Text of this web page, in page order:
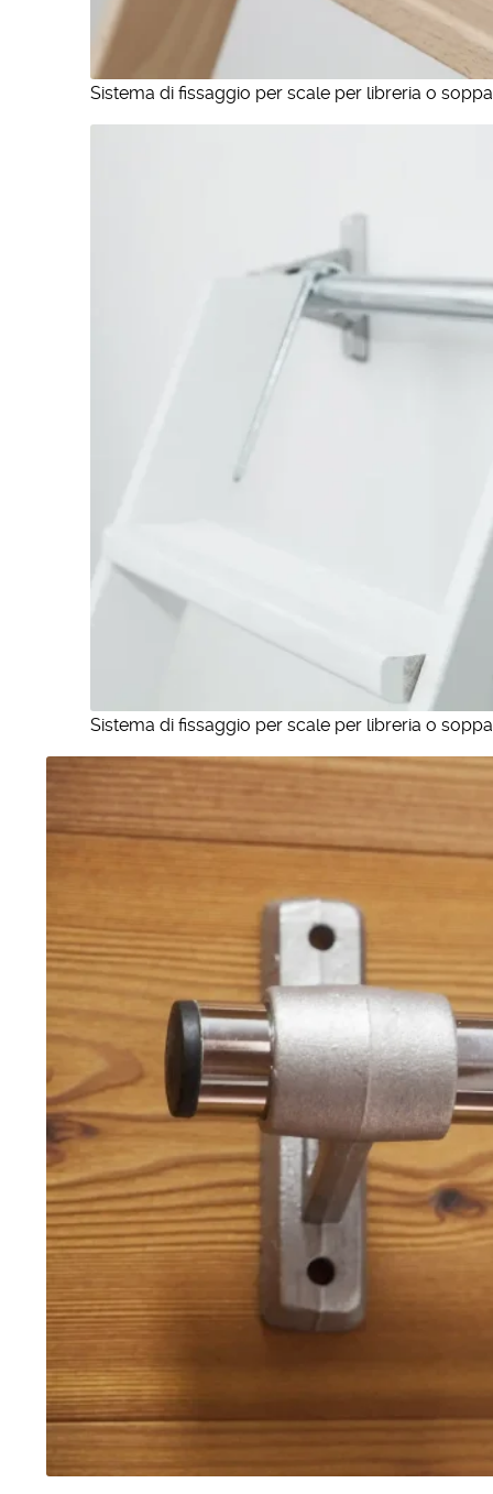
Sistema di fissaggio per scale per libreria o
Sistema di fissaggio per scale per libreria o